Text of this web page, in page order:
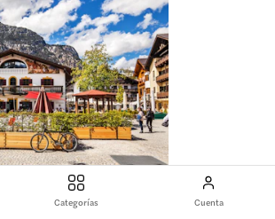
Categorías Cuenta